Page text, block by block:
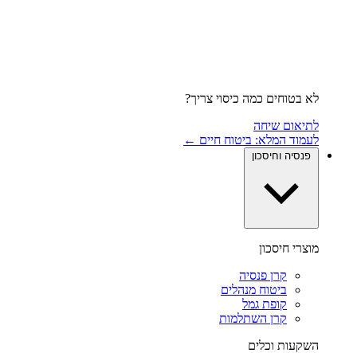
לא בטוחים כמה כיסוי צריך?
לתיאום שיחה
לעמוד המלא: ביטוח חיים ←
פנסיה וחיסכון
מוצרי חיסכון
קרן פנסיה
ביטוח מנהלים
קופת גמל
קרן השתלמות
השקעות וכלים